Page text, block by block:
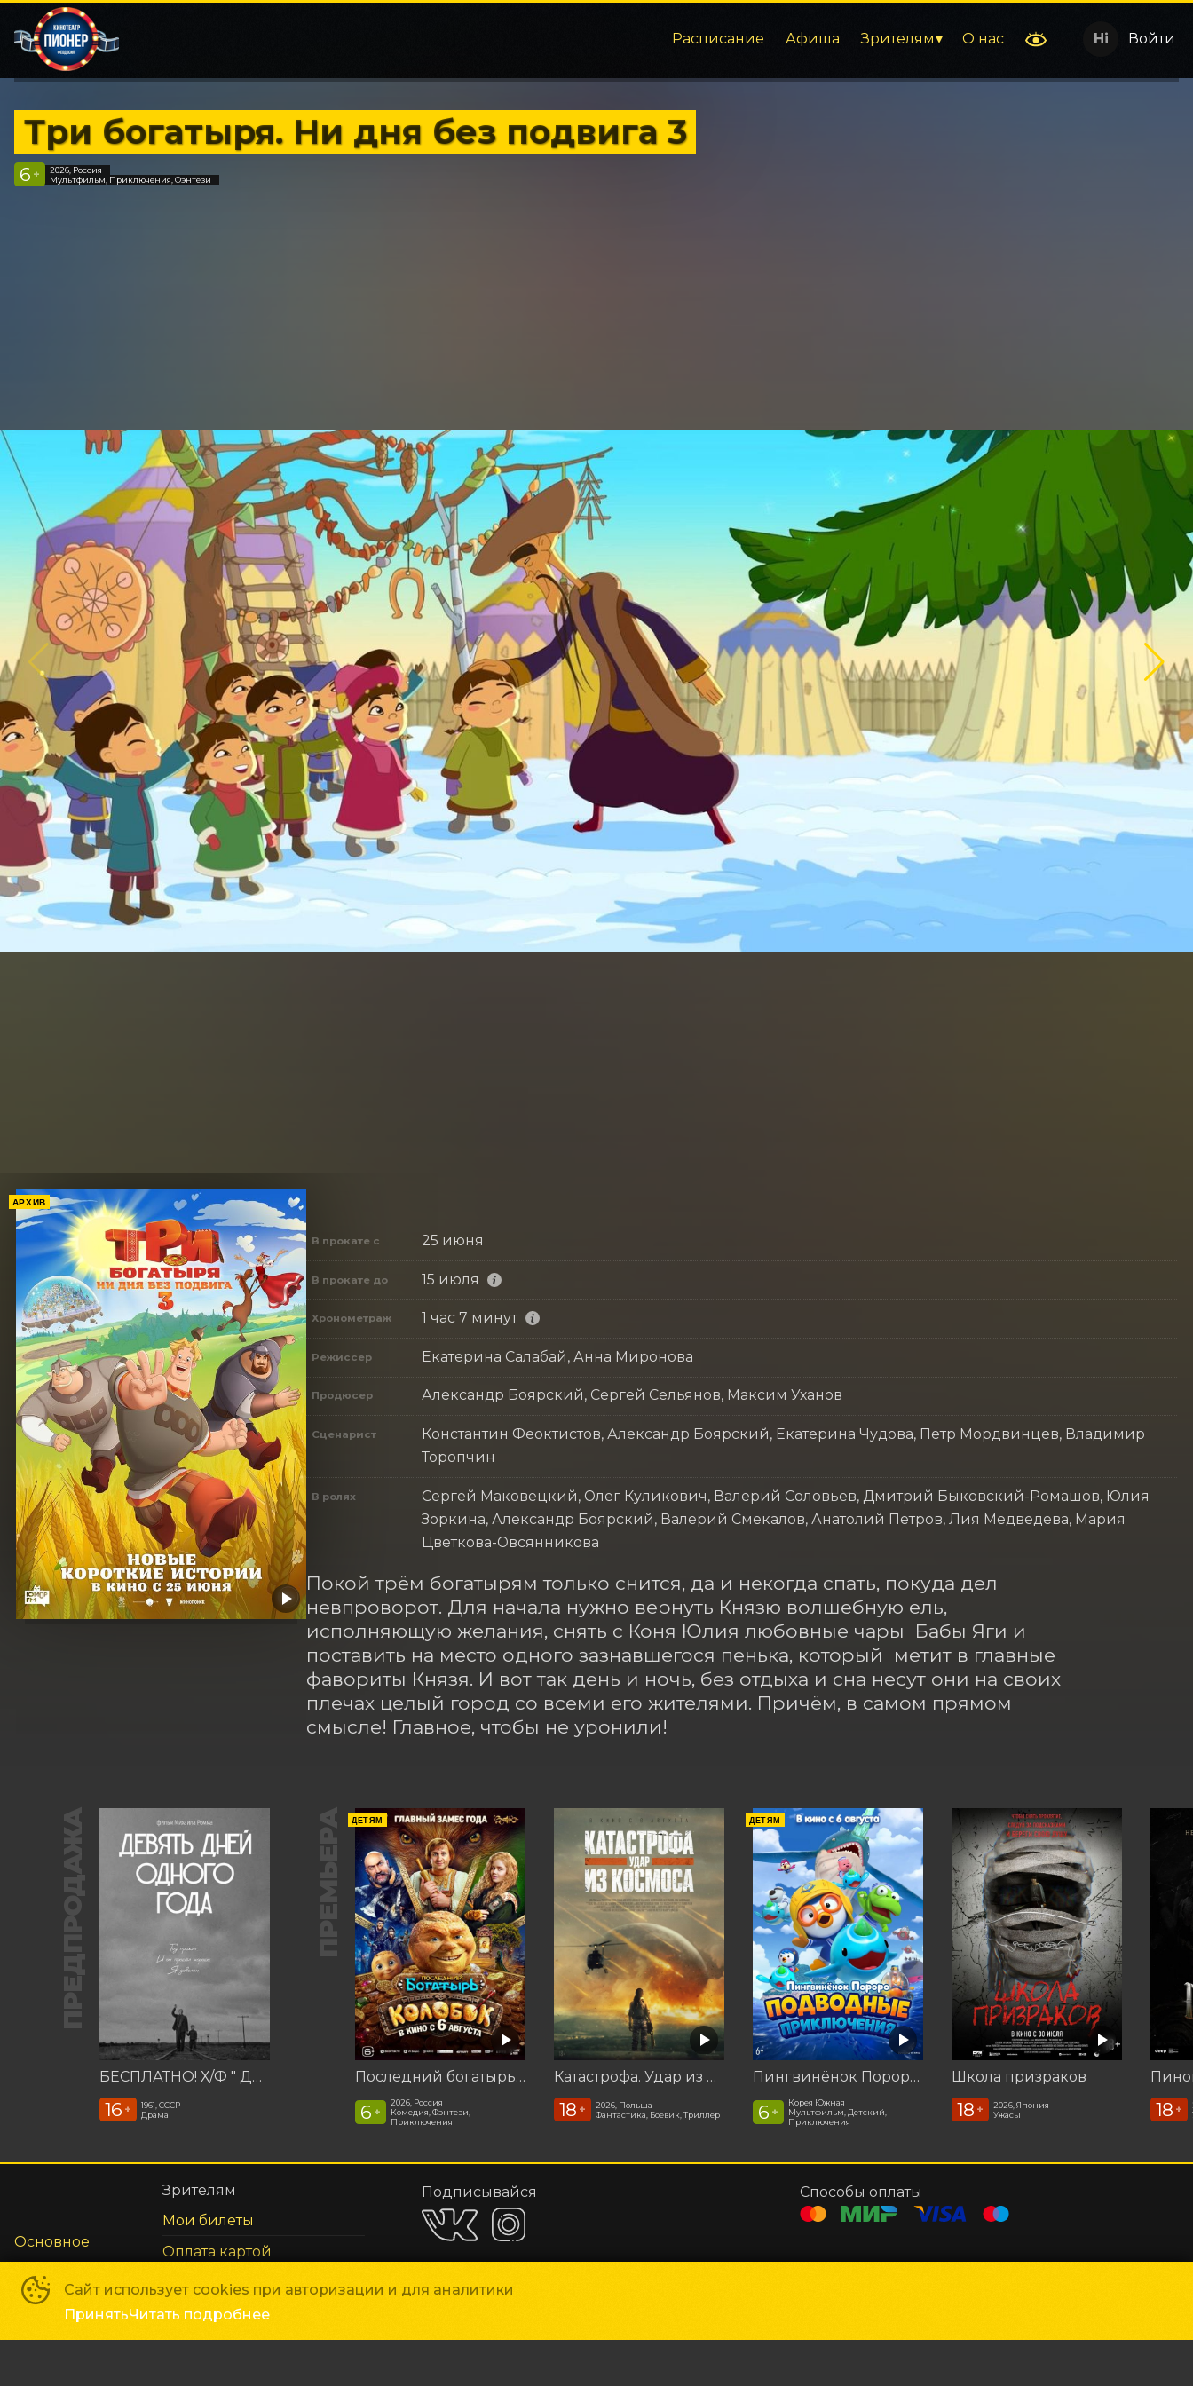
Расписание Афиша Зрителям О нас Войти
Три богатыря. Ни дня без подвига 3
6 +
2026, Россия
Мультфильм, Приключения, Фэнтези
АРХИВ
В прокате с 25 июня
В прокате до 15 июля
Хронометраж 1 час 7 минут
Режиссер Екатерина Салабай, Анна Миронова
Продюсер Александр Боярский, Сергей Сельянов, Максим Уханов
Сценарист
Константин Феоктистов, Александр Боярский, Екатерина Чудова, Петр Мордвинцев, Владимир
Торопчин
В ролях
Сергей Маковецкий, Олег Куликович, Валерий Соловьев, Дмитрий Быковский-Ромашов, Юлия
Зоркина, Александр Боярский, Валерий Смекалов, Анатолий Петров, Лия Медведева, Мария
Цветкова-Овсянникова
Покой трём богатырям только снится, да и некогда спать, покуда дел
невпроворот. Для начала нужно вернуть Князю волшебную ель,
исполняющую желания, снять с Коня Юлия любовные чары  Бабы Яги и
поставить на место одного зазнавшегося пенька, который  метит в главные
фавориты Князя. И вот так день и ночь, без отдыха и сна несут они на своих
плечах целый город со всеми его жителями. Причём, в самом прямом
смысле! Главное, чтобы не уронили!
ПРЕДПРОДАЖА
БЕСПЛАТНО! Х/Ф " Девять дней одного года"
16 +
1961, СССР
Драма
ПРЕМЬЕРА ДЕТЯМ
Последний богатырь. Колобок
6 +
2026, Россия
Комедия, Фэнтези,
Приключения
Катастрофа. Удар из космоса
18 +
2026, Польша
Фантастика, Боевик, Триллер
ДЕТЯМ
Пингвинёнок Пороро. Подводные приключения
6 +
Корея Южная
Мультфильм, Детский,
Приключения
Школа призраков
18 +
2026, Япония
Ужасы
18 +
Сайт использует cookies при авторизации и для аналитики
ПринятьЧитать подробнее
Основное
Расписание
Афиша
Зрителям
Мои билеты
Оплата картой
Правила и соглашения
Подписывайся Способы оплаты